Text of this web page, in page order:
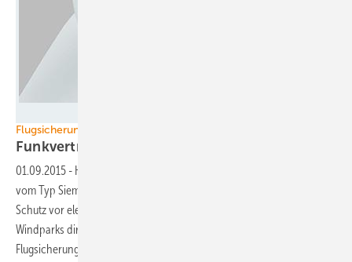
Flugsicherung gibt grünes Licht
Funkverträgliche
01.09.2015 - Hohe Auflagen hat gerade ein Windpark mit Anlagen
vom Typ Siemens SWT-3.0-113 in Schleswig-Holstein gemeistert. Der
Schutz vor elektromagnetischen Emissionen erlaubt den Bau des
Windparks direkt an der Empfangsstelle der Deutschen
Flugsicherung.